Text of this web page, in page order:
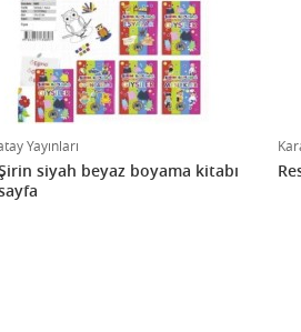
Yayınları
siyah beyaz boyama kitabı